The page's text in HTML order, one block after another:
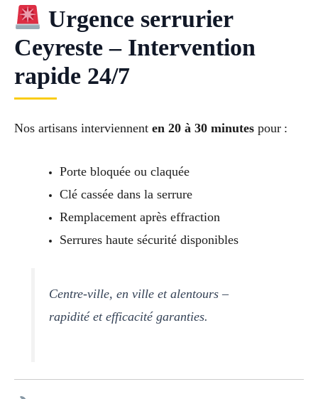
Urgence serrurier
Ceyreste – Intervention
rapide 24/7
Nos artisans interviennent en 20 à 30 minutes pour :
Porte bloquée ou claquée
Clé cassée dans la serrure
Remplacement après effraction
Serrures haute sécurité disponibles
Centre-ville, en ville et alentours –
rapidité et efficacité garanties.